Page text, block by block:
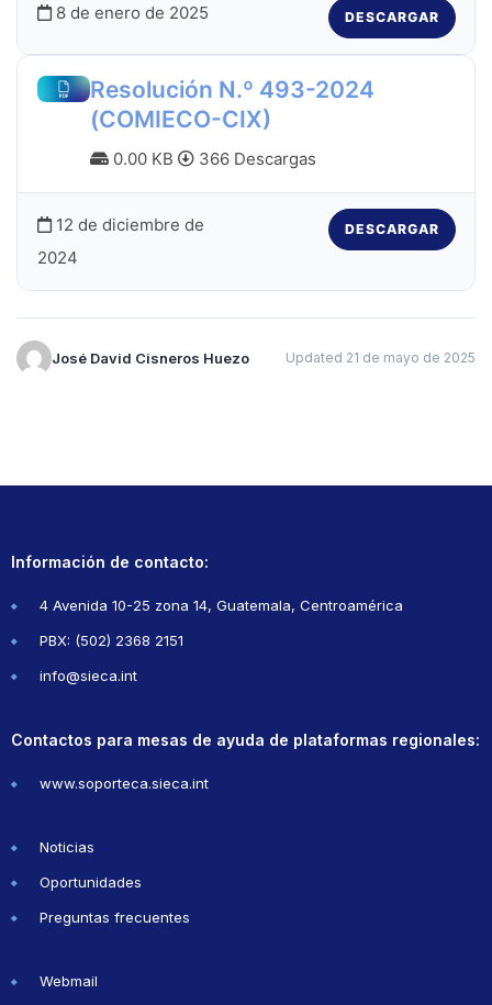
8 de enero de 2025 DESCARGAR
Resolución N.º 493-2024
(COMIECO-CIX)
0.00 KB 366 Descargas
12 de diciembre de
2024
DESCARGAR
José David Cisneros Huezo Updated 21 de mayo de 2025
Información de contacto:
4 Avenida 10-25 zona 14, Guatemala, Centroamérica
PBX: (502) 2368 2151
info@sieca.int
Contactos para mesas de ayuda de plataformas regionales:
www.soporteca.sieca.int
Noticias
Oportunidades
Preguntas frecuentes
Webmail